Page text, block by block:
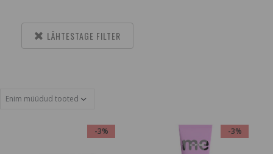
LÄHTESTAGE FILTER
-3% -3%